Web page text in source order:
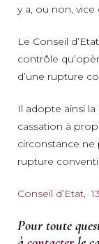
y a, ou non,
Le Conseil
contrôle
d’une rupture
Il adopte ainsi
cassation à
circonstance ne
rupture
Conseil d’Etat,
Pour toute